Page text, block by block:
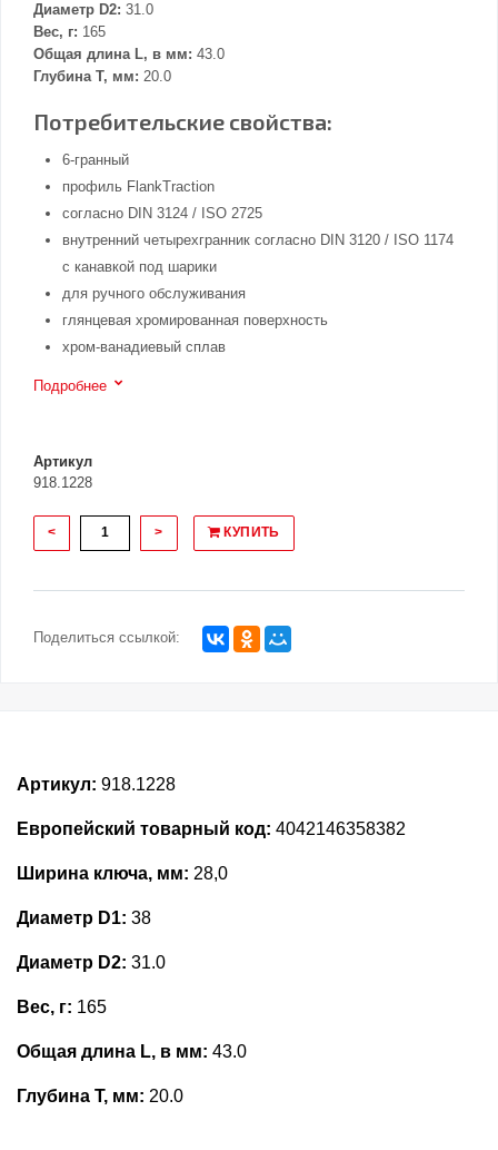
Диаметр D2: 31.0
Вес, г: 165
Общая длина L, в мм: 43.0
Глубина Т, мм: 20.0
Потребительские свойства:
6-гранный
профиль FlankTraction
согласно DIN 3124 / ISO 2725
внутренний четырехгранник согласно DIN 3120 / ISO 1174
с канавкой под шарики
для ручного обслуживания
глянцевая хромированная поверхность
хром-ванадиевый сплав
Подробнее
Артикул
918.1228
< > КУПИТЬ
Поделиться ссылкой:
Артикул: 918.1228
Европейский товарный код: 4042146358382
Ширина ключа, мм: 28,0
Диаметр D1: 38
Диаметр D2: 31.0
Вес, г: 165
Общая длина L, в мм: 43.0
Глубина Т, мм: 20.0